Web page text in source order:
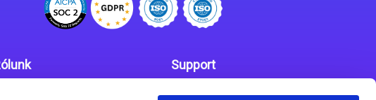
Support
Kapcsolat